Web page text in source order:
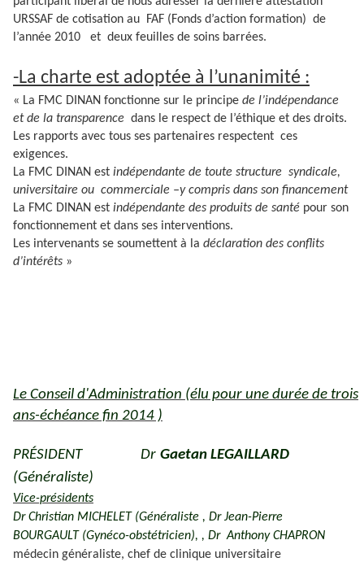
URSSAF de cotisation au FAF (Fonds d’action formation) de
l’année 2010 et deux feuilles de soins barrées.
-La charte est adoptée à l’unanimité :
« La FMC DINAN fonctionne sur le principe de l’indépendance
et de la transparence dans le respect de l’éthique et des droits.
Les rapports avec tous ses partenaires respectent ces
exigences.
La FMC DINAN est indépendante de toute structure syndicale,
universitaire ou commerciale –y compris dans son financement
La FMC DINAN est indépendante des produits de santé pour son
fonctionnement et dans ses interventions.
Les intervenants se soumettent à la déclaration des conflits
d’intérêts »
Le Conseil d'Administration (élu pour une durée de trois
ans-échéance fin 2014 )
PRÉSIDENT Dr Gaetan LEGAILLARD
(Généraliste)
Vice-présidents
Dr Christian MICHELET (Généraliste , Dr Jean-Pierre
BOURGAULT (Gynéco-obstétricien), , Dr Anthony CHAPRON
médecin généraliste, chef de clinique universitaire